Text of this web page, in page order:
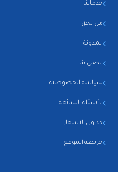
خدماتنا
من نحن
المدونة
اتصل بنا
سياسة الخصوصية
الأسئلة الشائعة
جداول الاسعار
خريطة الموقع